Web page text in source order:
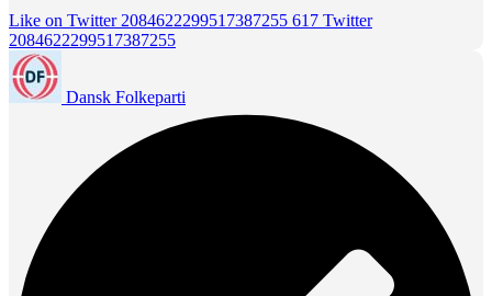
Like on Twitter 2084622299517387255 617 Twitter
2084622299517387255
Dansk Folkeparti